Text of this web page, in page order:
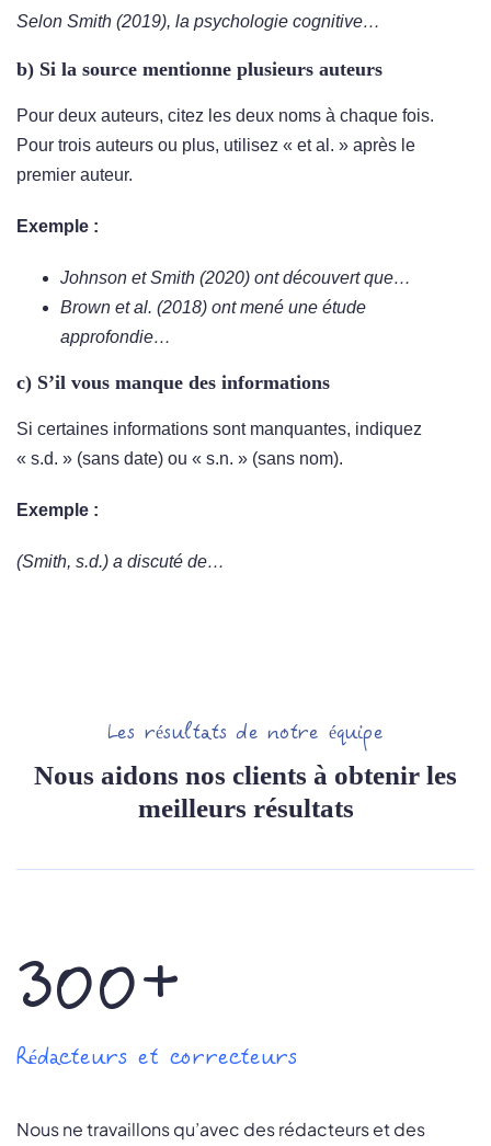
Selon Smith (2019), la psychologie cognitive…
b) Si la source mentionne plusieurs auteurs
Pour deux auteurs, citez les deux noms à chaque fois.
Pour trois auteurs ou plus, utilisez « et al. » après le
premier auteur.
Exemple :
Johnson et Smith (2020) ont découvert que…
Brown et al. (2018) ont mené une étude
approfondie…
c) S’il vous manque des informations
Si certaines informations sont manquantes, indiquez
« s.d. » (sans date) ou « s.n. » (sans nom).
Exemple :
(Smith, s.d.) a discuté de…
Les résultats de notre équipe
Nous aidons nos clients à obtenir les
meilleurs résultats
300+
Rédacteurs et correcteurs
Nous ne travaillons qu’avec des rédacteurs et des